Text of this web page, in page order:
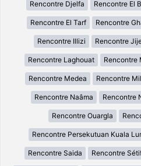
Rencontre Djelfa Rencontre El
Rencontre El Tarf Rencontre
Rencontre Illizi Rencontre
Rencontre Laghouat Rencontre
Rencontre Medea Rencontre
Rencontre Naâma Rencontre
Rencontre Ouargla
Rencontre Persekutuan Kuala
Rencontre Saida Rencontre